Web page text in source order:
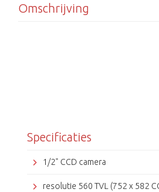
Omschrijving
Specificaties
1/2" CCD camera
resolutie 560 TVL (752 x 582